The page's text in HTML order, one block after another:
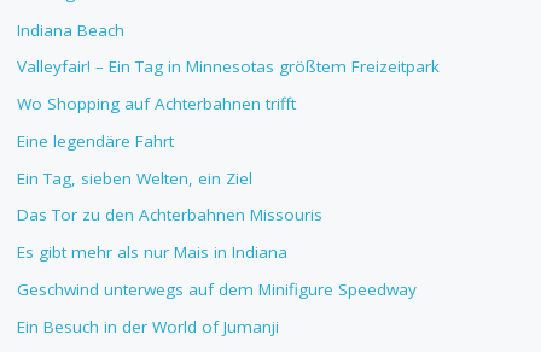
Indiana Beach
Valleyfair! – Ein Tag in Minnesotas größtem Freizeitpark
Wo Shopping auf Achterbahnen trifft
Eine legendäre Fahrt
Ein Tag, sieben Welten, ein Ziel
Das Tor zu den Achterbahnen Missouris
Es gibt mehr als nur Mais in Indiana
Geschwind unterwegs auf dem Minifigure Speedway
Ein Besuch in der World of Jumanji